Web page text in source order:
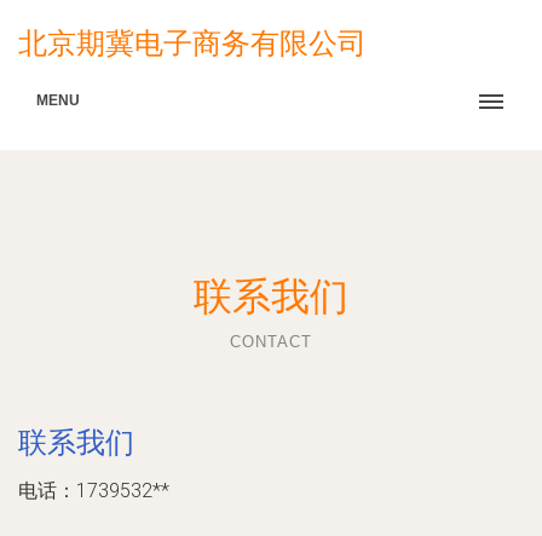
北京期冀电子商务有限公司
MENU
联系我们
CONTACT
联系我们
电话：1739532**